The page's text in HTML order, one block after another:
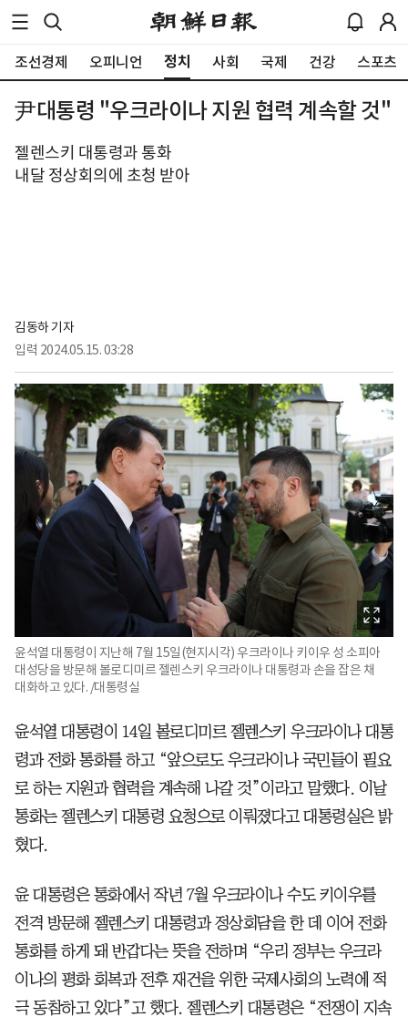
조선경제 오피니언 정치 사회 국제 건강 스포츠
尹대통령 "우크라이나 지원 협력 계속할 것"
젤렌스키 대통령과 통화
내달 정상회의에 초청 받아
김동하 기자
입력 2024.05.15. 03:28
윤석열 대통령이 지난해 7월 15일(현지시각) 우크라이나 키이우 성 소피아
대성당을 방문해 볼로디미르 젤렌스키 우크라이나 대통령과 손을 잡은 채
대화하고 있다. /대통령실
윤석열 대통령이 14일 볼로디미르 젤렌스키 우크라이나 대통
령과 전화 통화를 하고 “앞으로도 우크라이나 국민들이 필요
로 하는 지원과 협력을 계속해 나갈 것”이라고 말했다. 이날
통화는 젤렌스키 대통령 요청으로 이뤄졌다고 대통령실은 밝
혔다.
윤 대통령은 통화에서 작년 7월 우크라이나 수도 키이우를
전격 방문해 젤렌스키 대통령과 정상회담을 한 데 이어 전화
통화를 하게 돼 반갑다는 뜻을 전하며 “우리 정부는 우크라
이나의 평화 회복과 전후 재건을 위한 국제사회의 노력에 적
극 동참하고 있다”고 했다. 젤렌스키 대통령은 “전쟁이 지속